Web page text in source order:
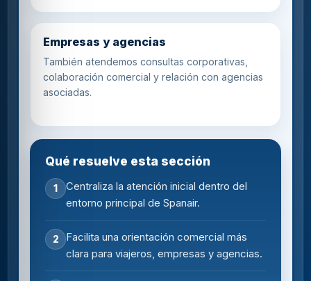
Empresas y agencias
También atendemos consultas corporativas,
colaboración comercial y relación con agencias
asociadas.
Qué resuelve esta sección
1
Centraliza la atención inicial dentro del
entorno principal de Spanair.
2
Facilita una orientación comercial más
clara para viajeros, empresas y agencias.